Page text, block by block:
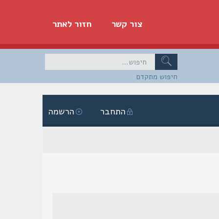
חזור לאתר צור קשר
חיפוש מתקדם
הרשמה התחבר